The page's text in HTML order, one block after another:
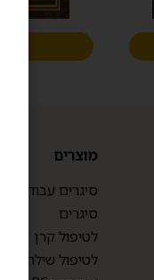
מוצרים
סיגרים עבודת יד
סיגרים
לטיפול קרן
לטיפול שילת